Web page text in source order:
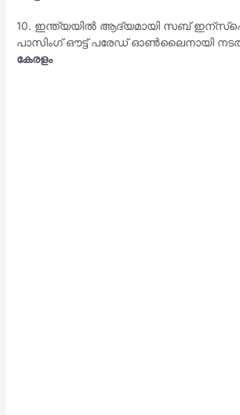
10. ഇന്ത്യയിൽ ആദ്യമായി സബ്
പാസിംഗ് ഔട്ട് പരേഡ് ഓൺലൈനായി
കേരളം